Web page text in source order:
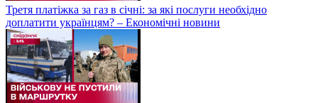
Третя платіжка за газ в січні: за які послуги необхідно
доплатити українцям? – Економічні новини